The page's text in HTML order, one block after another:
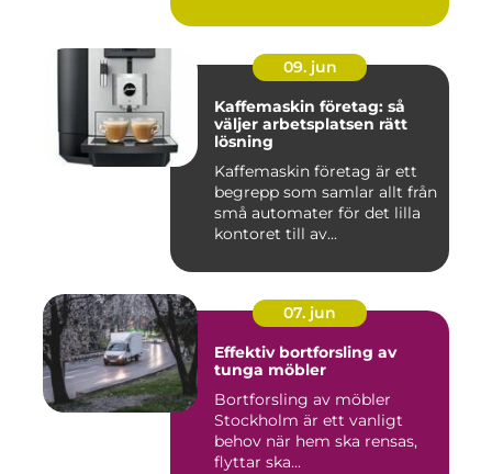
09. jun
Kaffemaskin företag: så
väljer arbetsplatsen rätt
lösning
Kaffemaskin företag är ett
begrepp som samlar allt från
små automater för det lilla
kontoret till av...
07. jun
Effektiv bortforsling av
tunga möbler
Bortforsling av möbler
Stockholm är ett vanligt
behov när hem ska rensas,
flyttar ska...